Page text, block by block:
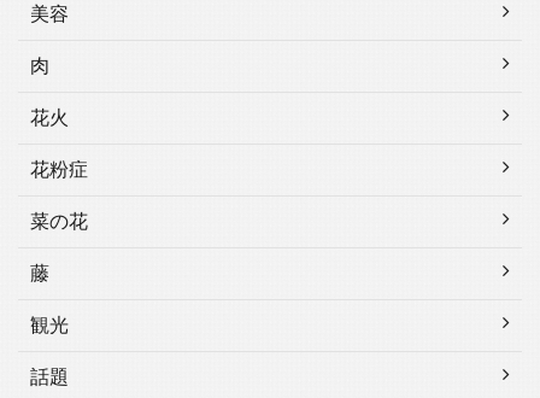
美容
肉
花火
花粉症
菜の花
藤
観光
話題